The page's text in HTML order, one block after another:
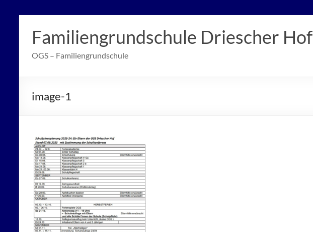
Inhalt
springen
Familiengrundschule Driescher Hof
OGS – Familiengrundschule
image-1